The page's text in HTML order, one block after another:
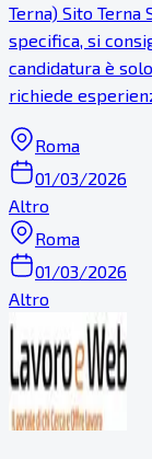
Terna) Sito Terna
specifica, si
candidatura è
richiede
Roma
01/03/2026
Altro
Roma
01/03/2026
Altro